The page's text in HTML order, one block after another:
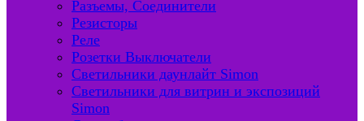
Разъемы, Соединители
Резисторы
Реле
Розетки Выключатели
Светильники даунлайт Simon
Светильники для витрин и экспозиций
Simon